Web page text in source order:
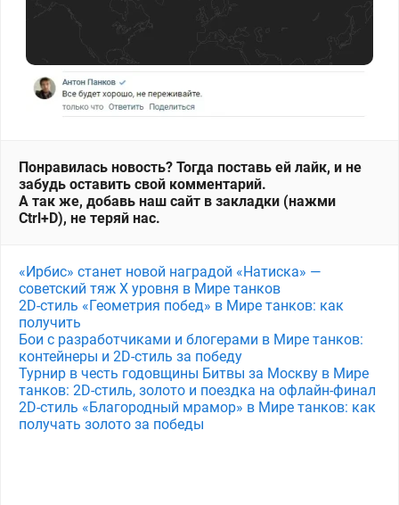
Понравилась новость? Тогда поставь ей лайк, и не
забудь оставить свой комментарий.
А так же, добавь наш сайт в закладки (нажми
Ctrl+D), не теряй нас.
«Ирбис» станет новой наградой «Натиска» —
советский тяж X уровня в Мире танков
2D-стиль «Геометрия побед» в Мире танков: как
получить
Бои с разработчиками и блогерами в Мире танков:
контейнеры и 2D-стиль за победу
Турнир в честь годовщины Битвы за Москву в Мире
танков: 2D-стиль, золото и поездка на офлайн-финал
2D-стиль «Благородный мрамор» в Мире танков: как
получать золото за победы